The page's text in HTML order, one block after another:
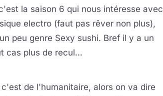
au clic
la saison 6 qui nous intéresse avec
electro (faut pas rêver non plus),
peu genre Sexy sushi. Bref il y a un
cas plus de recul...
au clicde l'humanitaire, alors on va dire